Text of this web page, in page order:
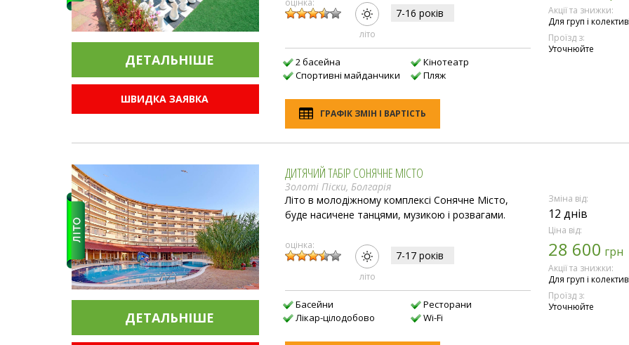
ДЕТАЛЬНIШЕ
ШВИДКА ЗАЯВКА
оцінка:
лiто
7-16 рокiв
2 басейна
Спортивні майданчики
Кінотеатр
Пляж
ГРАФІК ЗМІН І ВАРТІСТЬ
Акції та знижки:
Для груп і
Проїзд з:
Уточнюйте
ДЕТАЛЬНIШЕ
ДИТЯЧИЙ ТАБІР СОНЯЧНЕ МІСТО
Золоті Піски, Болгарія
Літо в молодіжному комплексі Сонячне Місто,
буде насичене танцями, музикою і розвагами.
оцінка:
лiто
7-17 рокiв
Басейни
Лікар-цілодобово
Ресторани
Wi-Fi
Зміна від:
12 днів
Ціна від:
28 600 грн
Акції та знижки:
Для груп і
Проїзд з:
Уточнюйте